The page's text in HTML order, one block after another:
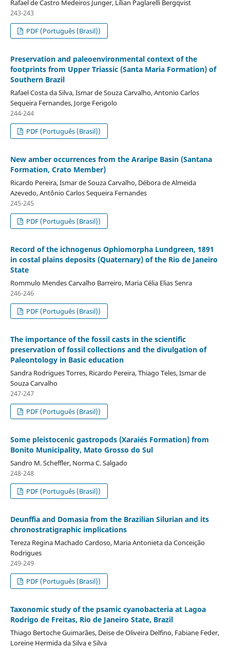
Rafael de Castro Medeiros Junger, Lílian Paglarelli Bergqvist
243-243
PDF (Português (Brasil))
Preservation and paleoenvironmental context of the
footprints from Upper Triassic (Santa Maria Formation) of
Southern Brazil
Rafael Costa da Silva, Ismar de Souza Carvalho, Antonio Carlos
Sequeira Fernandes, Jorge Ferigolo
244-244
PDF (Português (Brasil))
New amber occurrences from the Araripe Basin (Santana
Formation, Crato Member)
Ricardo Pereira, Ismar de Souza Carvalho, Débora de Almeida
Azevedo, Antônio Carlos Sequeira Fernandes
245-245
PDF (Português (Brasil))
Record of the ichnogenus Ophiomorpha Lundgreen, 1891
in costal plains deposits (Quaternary) of the Rio de Janeiro
State
Rommulo Mendes Carvalho Barreiro, Maria Célia Elias Senra
246-246
PDF (Português (Brasil))
The importance of the fossil casts in the scientific
preservation of fossil collections and the divulgation of
Paleontology in Basic education
Sandra Rodrigues Torres, Ricardo Pereira, Thiago Teles, Ismar de
Souza Carvalho
247-247
PDF (Português (Brasil))
Some pleistocenic gastropods (Xaraiés Formation) from
Bonito Municipality, Mato Grosso do Sul
Sandro M. Scheffler, Norma C. Salgado
248-248
PDF (Português (Brasil))
Deunffia and Domasia from the Brazilian Silurian and its
chronostratigraphic implications
Tereza Regina Machado Cardoso, Maria Antonieta da Conceição
Rodrigues
249-249
PDF (Português (Brasil))
Taxonomic study of the psamic cyanobacteria at Lagoa
Rodrigo de Freitas, Rio de Janeiro State, Brazil
Thiago Bertoche Guimarães, Deise de Oliveira Delfino, Fabiane Feder,
Loreine Hermida da Silva e Silva